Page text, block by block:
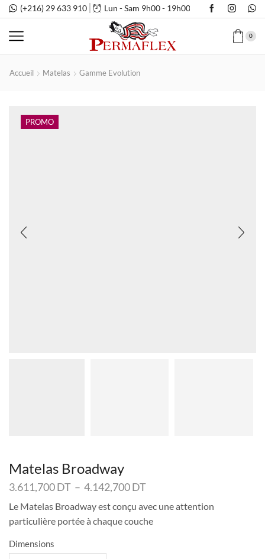
(+216) 29 633 910 Lun - Sam 9h00 - 19h00
0
Accueil Matelas Gamme Evolution
PROMO
Matelas Broadway
3.611,700DT – 4.142,700DTPlage
prix :
3.611,700 DT
Le Matelas Broadway est conçu avec une attention
particulière portée à chaque couche
Dimensions